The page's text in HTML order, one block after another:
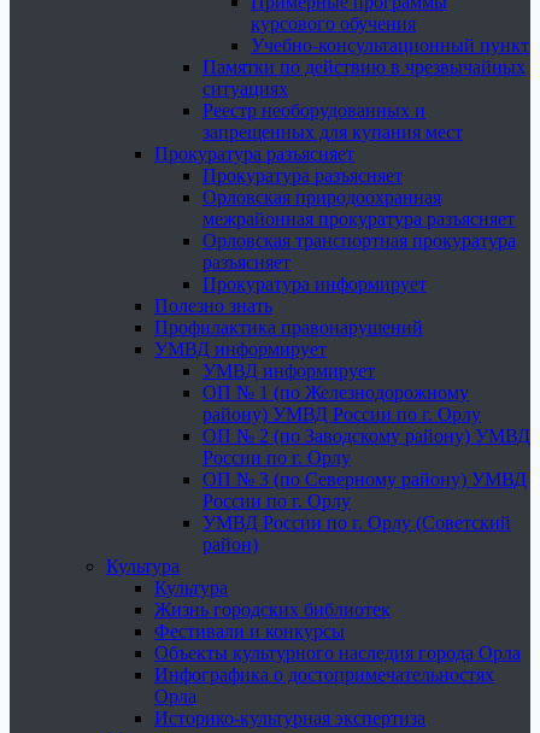
курсового обучения
Учебно-консультационный пункт
Памятки по действию в чрезвычайных
ситуациях
Реестр необорудованных и
запрещенных для купания мест
Прокуратура разъясняет
Прокуратура разъясняет
Орловская природоохранная
межрайонная прокуратура разъясняет
Орловская транспортная прокуратура
разъясняет
Прокуратура информирует
Полезно знать
Профилактика правонарушений
УМВД информирует
УМВД информирует
ОП № 1 (по Железнодорожному
району) УМВД России по г. Орлу
ОП № 2 (по Заводскому району) УМВД
России по г. Орлу
ОП № 3 (по Северному району) УМВД
России по г. Орлу
УМВД России по г. Орлу (Советский
район)
Культура
Культура
Жизнь городских библиотек
Фестивали и конкурсы
Объекты культурного наследия города Орла
Инфографика о достопримечательностях
Орла
Историко-культурная экспертиза